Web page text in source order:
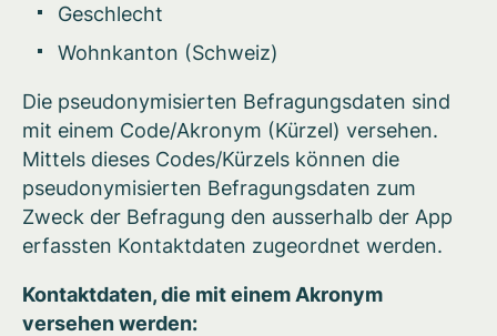
Geschlecht
Wohnkanton (Schweiz)
Die pseudonymisierten Befragungsdaten sind
mit einem Code/Akronym (Kürzel) versehen.
Mittels dieses Codes/Kürzels können die
pseudonymisierten Befragungsdaten zum
Zweck der Befragung den ausserhalb der App
erfassten Kontaktdaten zugeordnet werden.
Kontaktdaten, die mit einem Akronym
versehen werden: